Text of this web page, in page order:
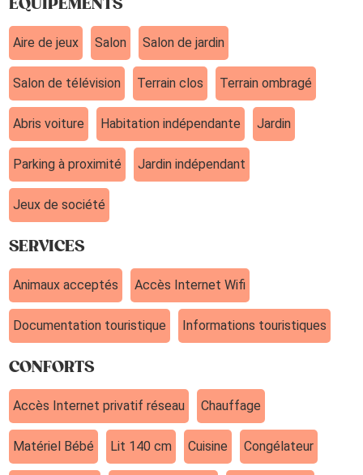
ÉQUIPEMENTS
Aire de jeux Salon Salon de jardin
Salon de télévision Terrain clos Terrain ombragé
Abris voiture Habitation indépendante Jardin
Parking à proximité Jardin indépendant
Jeux de société
SERVICES
Animaux acceptés Accès Internet Wifi
Documentation touristique Informations touristiques
CONFORTS
Accès Internet privatif réseau Chauffage
Matériel Bébé Lit 140 cm Cuisine Congélateur